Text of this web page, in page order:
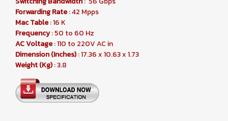
Forwarding Rate: 42 Mpps
Mac Table: 16 K
Frequency: 50 to 60 Hz
AC Voltage: 110 to 220V AC in
Dimension (Inches): 17.36 x 10.63 x 1.73
Weight (Kg): 3.8